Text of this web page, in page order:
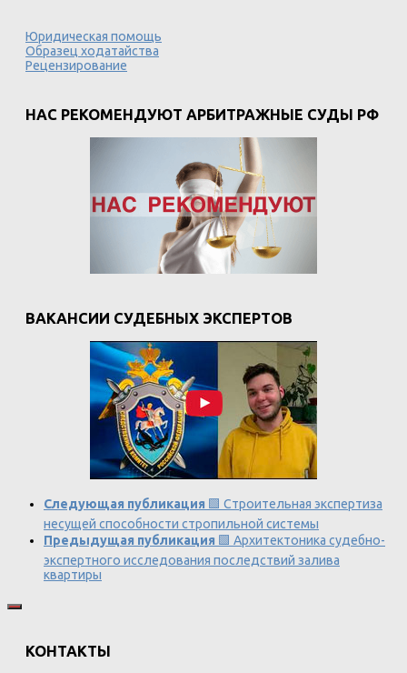
Юридическая помощь
Образец ходатайства
Рецензирование
НАС РЕКОМЕНДУЮТ АРБИТРАЖНЫЕ СУДЫ РФ
ВАКАНСИИ СУДЕБНЫХ ЭКСПЕРТОВ
Следующая публикация 🟩 Строительная экспертиза
несущей способности стропильной системы
Предыдущая публикация 🟩 Архитектоника судебно-
экспертного исследования последствий залива
квартиры
КОНТАКТЫ